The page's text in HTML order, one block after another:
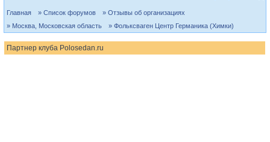
Главная » Список форумов
» Отзывы об организациях
» Москва, Московская область
» Фольксваген Центр Германика (Химки)
Партнер клуба Polosedan.ru